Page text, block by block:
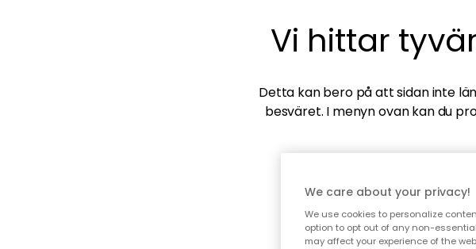
Vi hittar
Detta kan bero på att sidan inte
besväret. I menyn ovan kan du
We care about your privacy!
We use cookies to personalize
option to opt out of any non-
may affect your experience of the